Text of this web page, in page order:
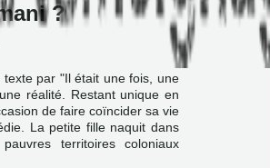
?
texte par "Il était une fois, une
réalité. Restant unique en
de faire coïncider sa vie
La petite fille naquit dans
territoires coloniaux